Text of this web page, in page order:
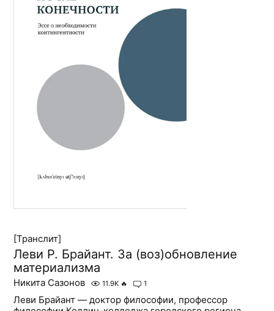
[Транслит]
Леви Р. Брайант. За (воз)обновление
материализма
Никита Сазонов 11.9K 🔥 1
Леви Брайант — доктор философии, профессор